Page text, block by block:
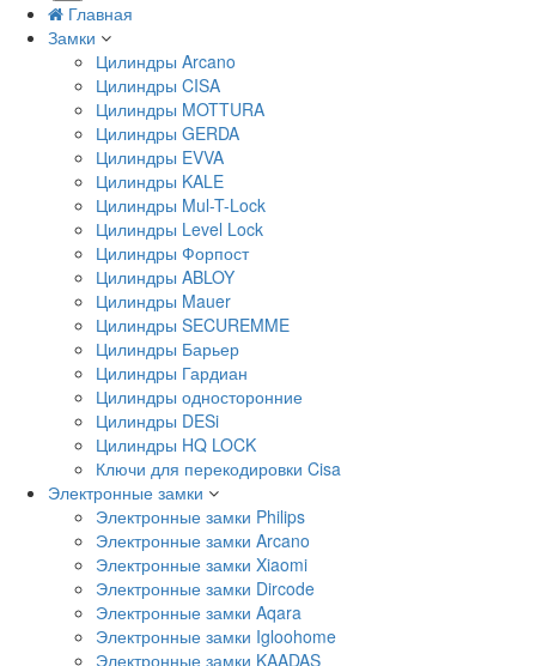
Главная
Замки
Цилиндры Arcano
Цилиндры CISA
Цилиндры MOTTURA
Цилиндры GERDA
Цилиндры EVVA
Цилиндры KALE
Цилиндры Mul-T-Lock
Цилиндры Level Lock
Цилиндры Форпост
Цилиндры ABLOY
Цилиндры Mauer
Цилиндры SECUREMME
Цилиндры Барьер
Цилиндры Гардиан
Цилиндры односторонние
Цилиндры DESi
Цилиндры HQ LOCK
Ключи для перекодировки Cisa
Электронные замки
Электронные замки Philips
Электронные замки Arcano
Электронные замки Xiaomi
Электронные замки Dircode
Электронные замки Aqara
Электронные замки Igloohome
Электронные замки KAADAS